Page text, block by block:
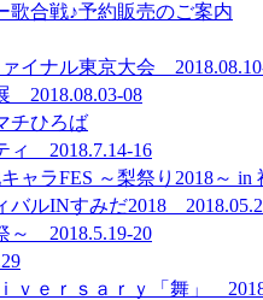
歌合戦♪予約販売のご案内
イナル東京大会
2018.08.03-08
チひろば
ィ 2018.7.14-16
ャラFES ～梨祭り2018～ in
バルINすみだ2018
～ 2018.5.19-20
ｖｅｒｓａｒｙ「舞」